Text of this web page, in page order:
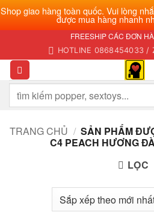
Shop giao hàng toàn quốc. Vui lòng
được mua hàng nhanh
nội
dung
FREESHIP CÁC ĐƠN
HOTLINE 0868454033 /
Tìm
kiếm:
TRANG CHỦ / SẢN PHẨM
C4 PEACH HƯƠNG
LỌC